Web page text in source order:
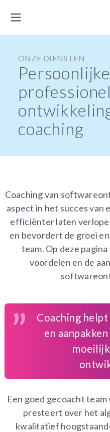
ONZE DIENSTEN
coaching
Coaching van
aspect in het succes van
efficiënter laten
en bevordert de groei
team. Op deze
voordelen en de
Coaching
en
Een goed gecoacht
presteert over het
kwalitatief